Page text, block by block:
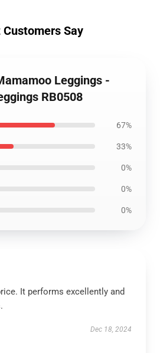
Customers Say
Leggings -
RB0508
67%
33%
0%
0%
0%
It performs excellently and
Dec 18, 2024